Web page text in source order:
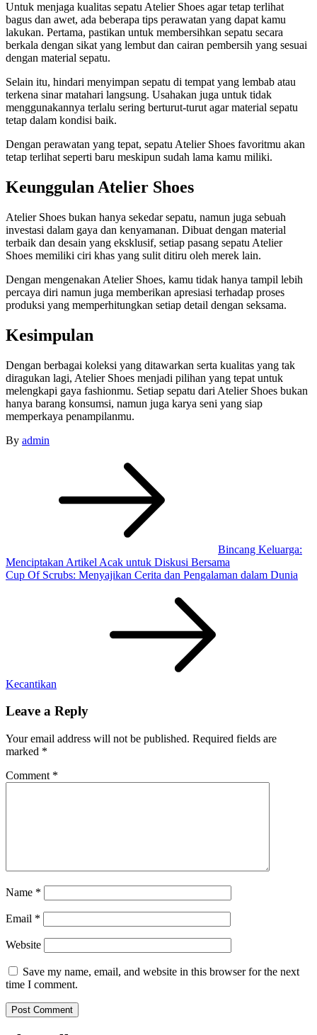
Untuk menjaga kualitas sepatu Atelier Shoes agar tetap terlihat
bagus dan awet, ada beberapa tips perawatan yang dapat kamu
lakukan. Pertama, pastikan untuk membersihkan sepatu secara
berkala dengan sikat yang lembut dan cairan pembersih yang sesuai
dengan material sepatu.
Selain itu, hindari menyimpan sepatu di tempat yang lembab atau
terkena sinar matahari langsung. Usahakan juga untuk tidak
menggunakannya terlalu sering berturut-turut agar material sepatu
tetap dalam kondisi baik.
Dengan perawatan yang tepat, sepatu Atelier Shoes favoritmu akan
tetap terlihat seperti baru meskipun sudah lama kamu miliki.
Keunggulan Atelier Shoes
Atelier Shoes bukan hanya sekedar sepatu, namun juga sebuah
investasi dalam gaya dan kenyamanan. Dibuat dengan material
terbaik dan desain yang eksklusif, setiap pasang sepatu Atelier
Shoes memiliki ciri khas yang sulit ditiru oleh merek lain.
Dengan mengenakan Atelier Shoes, kamu tidak hanya tampil lebih
percaya diri namun juga memberikan apresiasi terhadap proses
produksi yang memperhitungkan setiap detail dengan seksama.
Kesimpulan
Dengan berbagai koleksi yang ditawarkan serta kualitas yang tak
diragukan lagi, Atelier Shoes menjadi pilihan yang tepat untuk
melengkapi gaya fashionmu. Setiap sepatu dari Atelier Shoes bukan
hanya barang konsumsi, namun juga karya seni yang siap
memperkaya penampilanmu.
By admin
Bincang Keluarga:
Menciptakan Artikel Acak untuk Diskusi Bersama
Cup Of Scrubs: Menyajikan Cerita dan Pengalaman dalam Dunia
Kecantikan
Leave a Reply
Your email address will not be published. Required fields are
marked *
Comment *
Name *
Email *
Website
Save my name, email, and website in this browser for the next
time I comment.